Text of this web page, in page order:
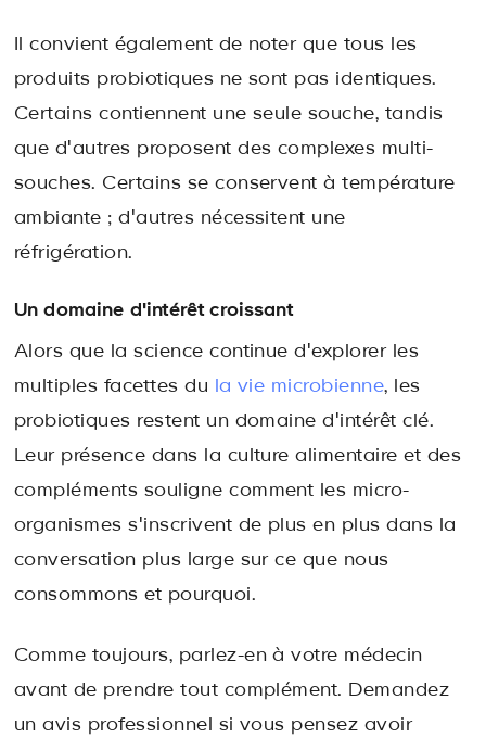
Il convient également de noter que tous les
produits probiotiques ne sont pas identiques.
Certains contiennent une seule souche, tandis
que d'autres proposent des complexes multi-
souches. Certains se conservent à température
ambiante ; d'autres nécessitent une
réfrigération.
Un domaine d'intérêt croissant
Alors que la science continue d'explorer les
multiples facettes du la vie microbienne, les
probiotiques restent un domaine d'intérêt clé.
Leur présence dans la culture alimentaire et des
compléments souligne comment les micro-
organismes s'inscrivent de plus en plus dans la
conversation plus large sur ce que nous
consommons et pourquoi.
Comme toujours, parlez-en à votre médecin
avant de prendre tout complément. Demandez
un avis professionnel si vous pensez avoir